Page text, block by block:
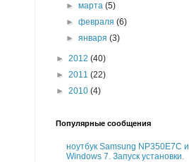
►марта(5)
►февраля(6)
►января(3)
► 2012 (40)
► 2011 (22)
► 2010 (4)
Популярные сообщения
ноутбук Samsung NP350E7C и
Windows 7. Запуск установки.